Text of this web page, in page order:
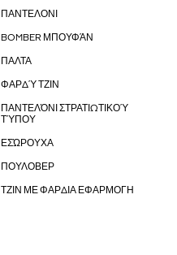
ΠΑΝΤΕΛΟΝΙ
BOMBER ΜΠΟΥΦΆΝ
ΠΑΛΤΑ
ΦΑΡΔΎ ΤΖΙΝ
ΠΑΝΤΕΛΌΝΙ ΣΤΡΑΤΙΩΤΙΚΟΎ
ΤΎΠΟΥ
ΕΣΏΡΟΥΧΑ
ΠΟΥΛΟΒΕΡ
ΤΖΙΝ ΜΕ ΦΑΡΔΙΑ ΕΦΑΡΜΟΓΗ